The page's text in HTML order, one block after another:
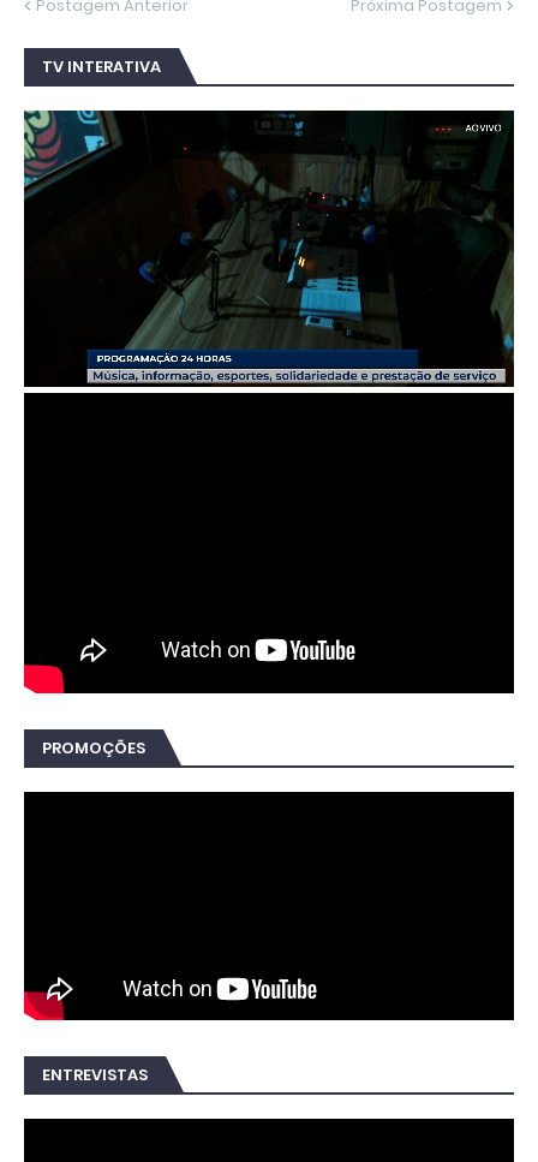
Postagem Anterior Próxima Postagem
TV INTERATIVA
PROMOÇÕES
ENTREVISTAS